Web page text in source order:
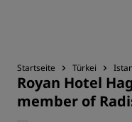
Startseite Türkei
Royan Hotel
member of